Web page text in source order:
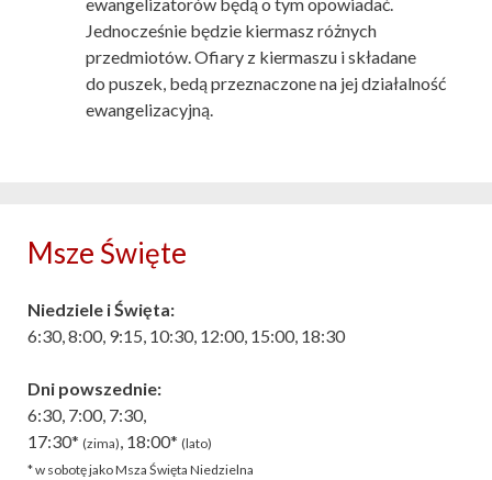
Jednocześnie będzie kiermasz różnych
przedmiotów. Ofiary z kiermaszu i składane
do puszek, bedą przeznaczone na jej działalność
ewangelizacyjną.
Msze Święte
Niedziele i Święta:
6:30, 8:00, 9:15, 10:30, 12:00, 15:00, 18:30
Dni powszednie:
6:30, 7:00, 7:30,
17:30* (zima), 18:00* (lato)
* w sobotę jako Msza Święta Niedzielna